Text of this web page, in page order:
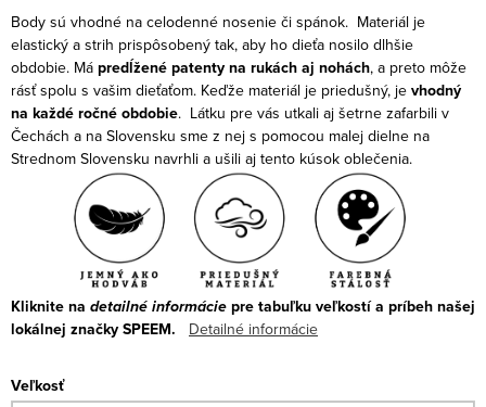
Body sú vhodné na celodenné nosenie či spánok. Materiál je
elastický a strih prispôsobený tak, aby ho dieťa nosilo dlhšie
obdobie. Má predĺžené patenty na rukách aj nohách, a preto môže
rásť spolu s vašim dieťaťom. Keďže materiál je priedušný, je vhodný
na každé ročné obdobie. Látku pre vás utkali aj šetrne zafarbili v
Čechách a na Slovensku sme z nej s pomocou malej dielne na
Strednom Slovensku navrhli a ušili aj tento kúsok oblečenia.
Kliknite na detailné informácie pre tabuľku veľkostí a príbeh našej
lokálnej značky SPEEM.
Detailné informácie
Veľkosť